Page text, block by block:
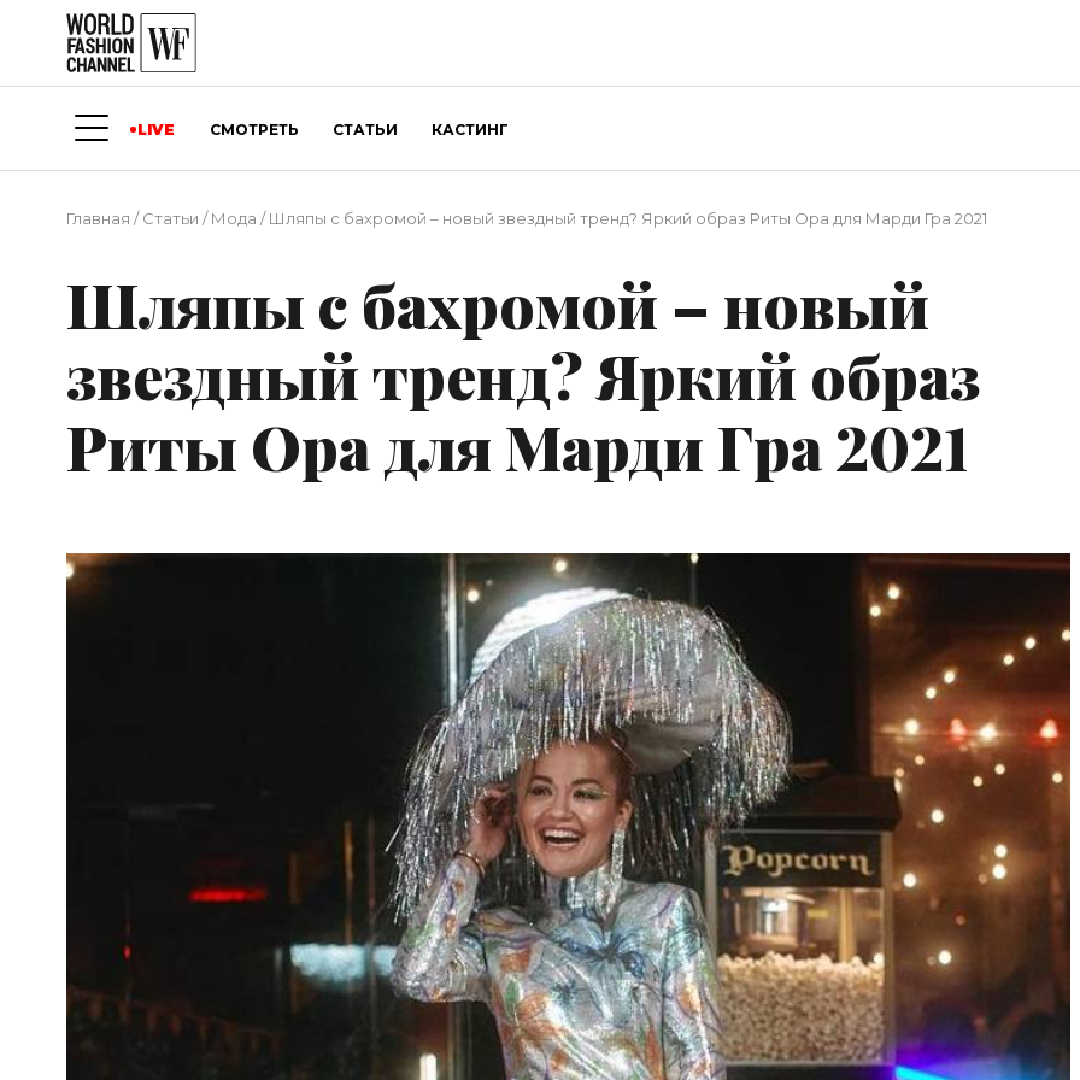
LIVE СМОТРЕТЬ СТАТЬИ КАСТИНГ
Главная /Статьи /Мода /Шляпы с бахромой – новый звездный тренд? Яркий образ Риты Ора для Марди Гра 2021
Шляпы с бахромой – новый
звездный тренд? Яркий образ
Риты Ора для Марди Гра 2021